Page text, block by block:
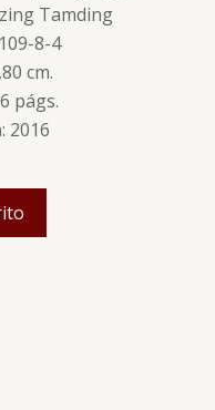
Tamding
8-4
cm.
págs.
2016